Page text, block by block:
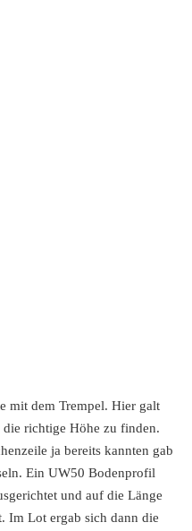
mit dem Trempel. Hier galt
die richtige Höhe zu finden.
ja bereits kannten gab
Ein UW50 Bodenprofil
und auf die Länge
Im Lot ergab sich dann die